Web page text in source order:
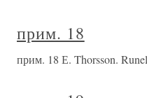
прим. 18
прим. 18 Е. Thorsson.